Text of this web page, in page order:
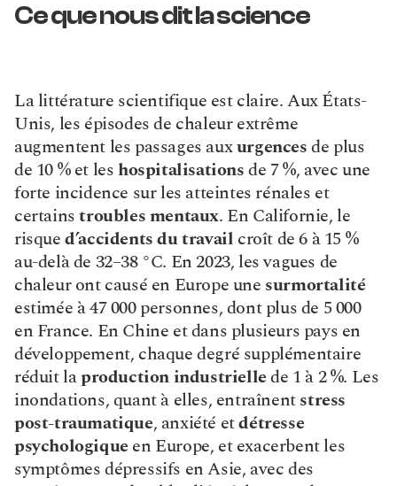
Ce que nous dit la science
La littérature scientifique est claire. Aux États-
Unis, les épisodes de chaleur extrême
augmentent les passages aux urgences de plus
de 10 % et les hospitalisations de 7 %, avec une
forte incidence sur les atteintes rénales et
certains troubles mentaux. En Californie, le
risque d’accidents du travail croît de 6 à 15 %
au-delà de 32–38 °C. En 2023, les vagues de
chaleur ont causé en Europe une surmortalité
estimée à 47 000 personnes, dont plus de 5 000
en France. En Chine et dans plusieurs pays en
développement, chaque degré supplémentaire
réduit la production industrielle de 1 à 2 %. Les
inondations, quant à elles, entraînent stress
post-traumatique, anxiété et détresse
psychologique en Europe, et exacerbent les
symptômes dépressifs en Asie, avec des